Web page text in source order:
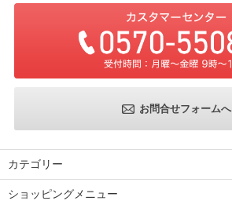
お問合せフォームへ
カテゴリー
ショッピングメニュー